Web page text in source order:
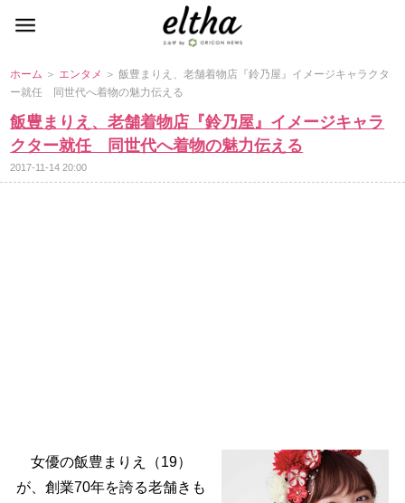
ホーム ＞ エンタメ ＞ 飯豊まりえ、老舗着物店『鈴乃屋』イメージキャラクタ
ー就任 同世代へ着物の魅力伝える
飯豊まりえ、老舗着物店『鈴乃屋』イメージキャラ
クター就任 同世代へ着物の魅力伝える
2017-11-14 20:00
女優の飯豊まりえ（19）
が、創業70年を誇る老舗きも